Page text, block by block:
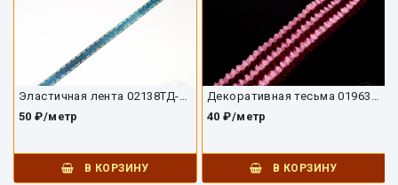
50 ₽/метр
В КОРЗИНУ
40 ₽/метр
В КОРЗИНУ